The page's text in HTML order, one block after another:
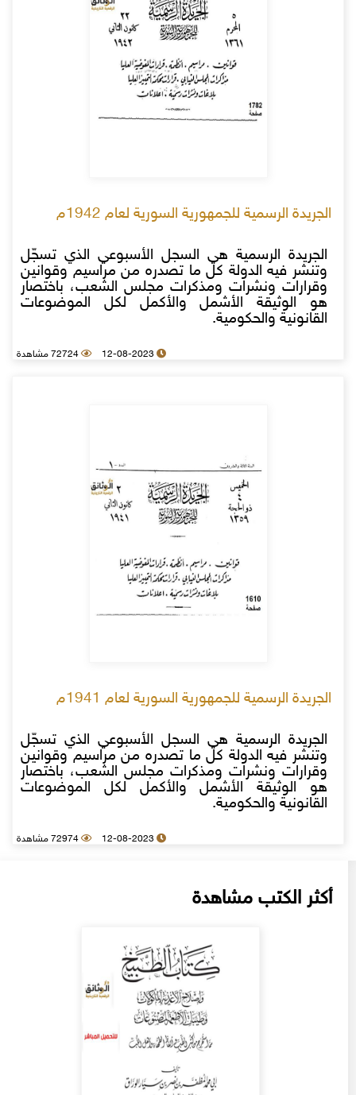
الجريدة الرسمية للجمهورية السورية لعام 1942م
الجريدة الرسمية هي السجل الأسبوعي الذي تسجّل
وتنشر فيه الدولة كل ما تصدره من مراسيم وقوانين
وقرارات ونشرات ومذكرات مجلس الشعب، باختصار
هو الوثيقة الأشمل والأكمل لكل الموضوعات
القانونية والحكومية.
12-08-2023 72724 مشاهدة
الجريدة الرسمية للجمهورية السورية لعام 1941م
الجريدة الرسمية هي السجل الأسبوعي الذي تسجّل
وتنشر فيه الدولة كل ما تصدره من مراسيم وقوانين
وقرارات ونشرات ومذكرات مجلس الشعب، باختصار
هو الوثيقة الأشمل والأكمل لكل الموضوعات
القانونية والحكومية.
12-08-2023 72974 مشاهدة
أكثر الكتب مشاهدة